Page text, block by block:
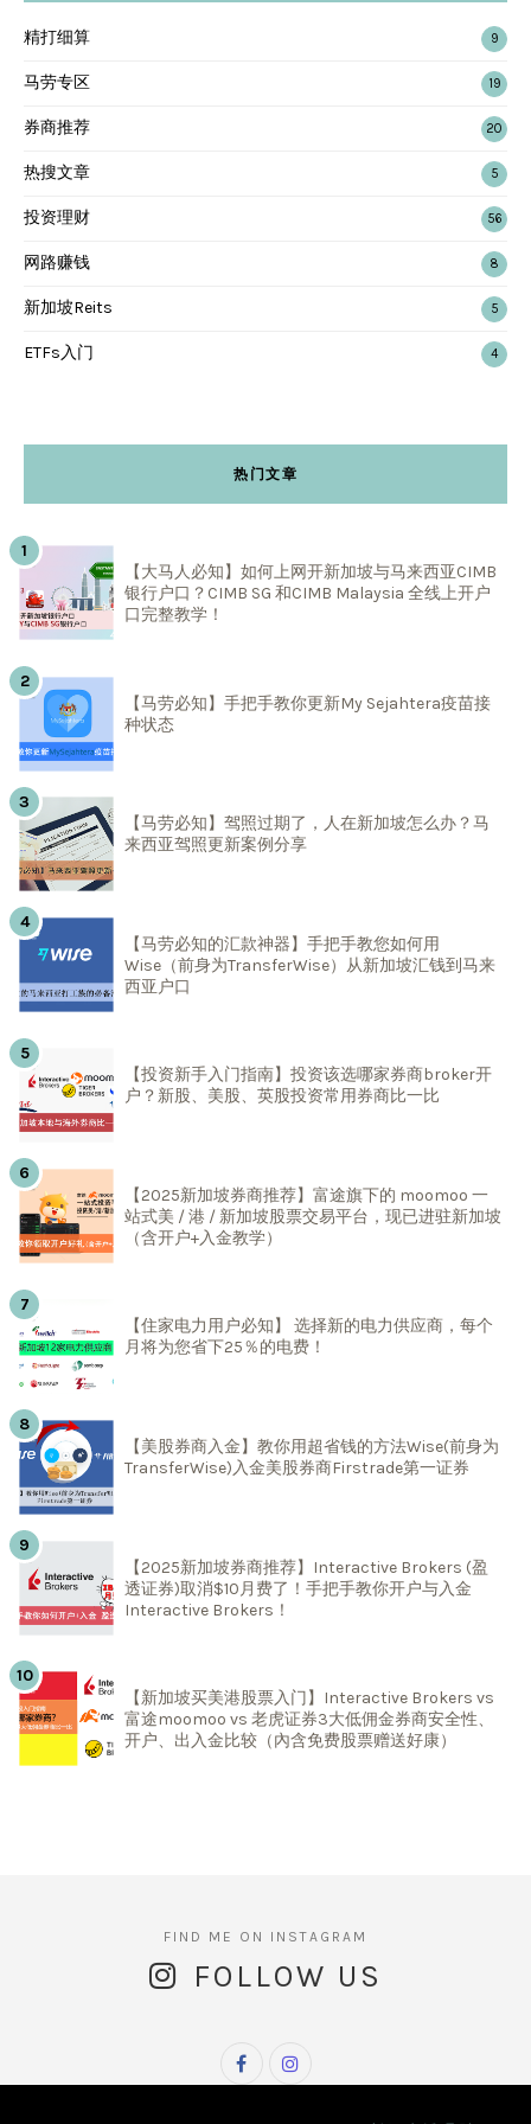
精打细算 9
马劳专区 19
券商推荐 20
热搜文章 5
投资理财 56
网路赚钱 8
新加坡Reits 5
ETFs入门 4
热门文章
【大马人必知】如何上网开新加坡与马来西亚CIMB
银行户口？CIMB SG 和CIMB Malaysia 全线上开户
口完整教学！
【马劳必知】手把手教你更新My Sejahtera疫苗接
种状态
【马劳必知】驾照过期了，人在新加坡怎么办？马
来西亚驾照更新案例分享
【马劳必知的汇款神器】手把手教您如何用
Wise（前身为TransferWise）从新加坡汇钱到马来
西亚户口
【投资新手入门指南】投资该选哪家券商broker开
户？新股、美股、英股投资常用券商比一比
【2025新加坡券商推荐】富途旗下的 moomoo 一
站式美 / 港 / 新加坡股票交易平台，现已进驻新加坡
（含开户+入金教学）
【住家电力用户必知】 选择新的电力供应商，每个
月将为您省下25％的电费！
【美股券商入金】教你用超省钱的方法Wise(前身为
TransferWise)入金美股券商Firstrade第一证券
【2025新加坡券商推荐】Interactive Brokers (盈
透证券)取消$10月费了！手把手教你开户与入金
Interactive Brokers！
【新加坡买美港股票入门】Interactive Brokers vs
富途moomoo vs 老虎证券3大低佣金券商安全性、
开户、出入金比较（內含免费股票赠送好康）
FOLLOW US